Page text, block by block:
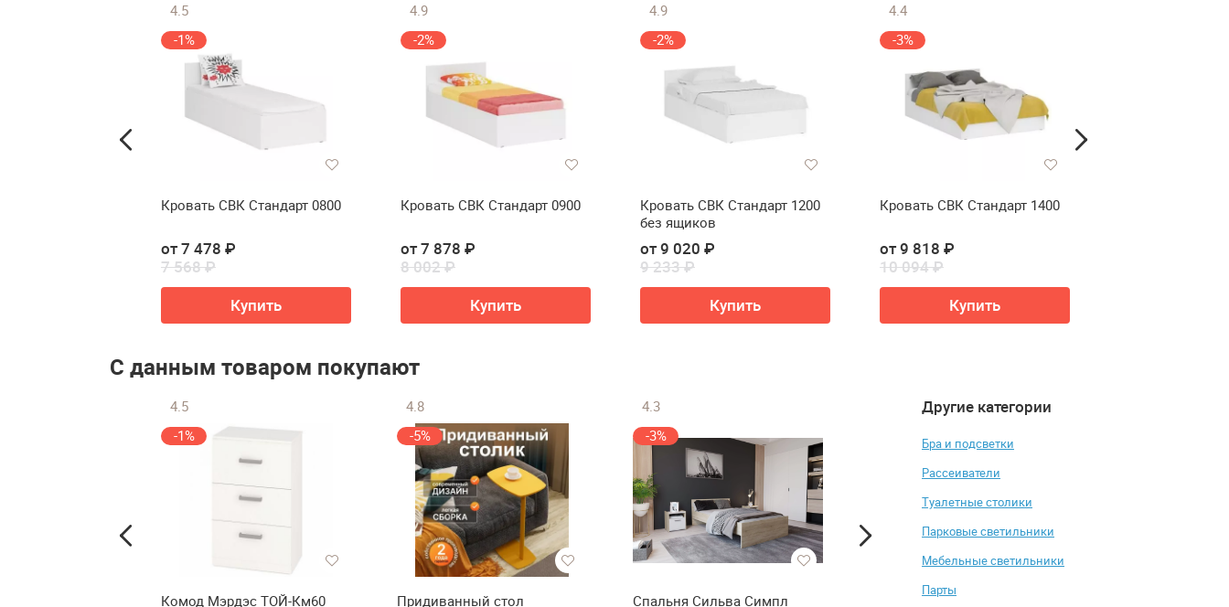
4.5
-1%
Кровать СВК Стандарт 0800
от 7 478 ₽
7 568 ₽
Купить
4.9
-2%
Кровать СВК Стандарт 0900
от 7 878 ₽
8 002 ₽
Купить
4.9
-2%
Кровать СВК Стандарт 1200
без ящиков
от 9 020 ₽
9 233 ₽
Купить
4.4
-3%
Кровать СВК Стандарт 1400
от 9 818 ₽
10 094 ₽
Купить
С данным товаром покупают
Другие категории
Бра и подсветки
Рассеиватели
Туалетные столики
Парковые светильники
Мебельные cветильники
Парты
4.5
-1%
Комод Мэрдэс ТОЙ-Км60
4.8
-5%
Придиванный стол
4.3
-3%
Спальня Сильва Симпл
Вешалка Sheffilton SHT-